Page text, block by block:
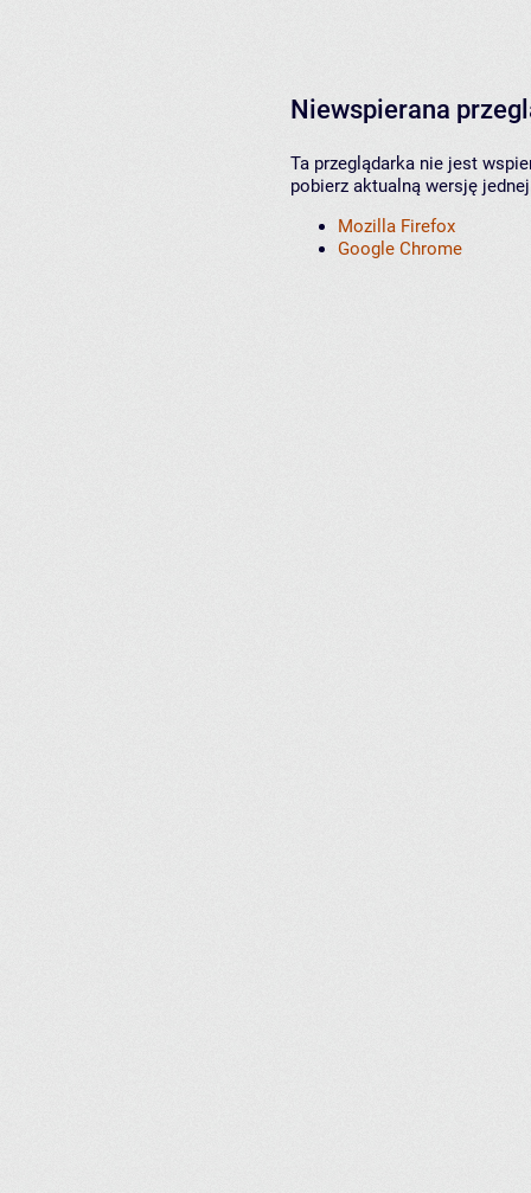
Niewspierana
Ta przeglądarka nie jest
pobierz aktualną wersję
Mozilla Firefox
Google Chrome